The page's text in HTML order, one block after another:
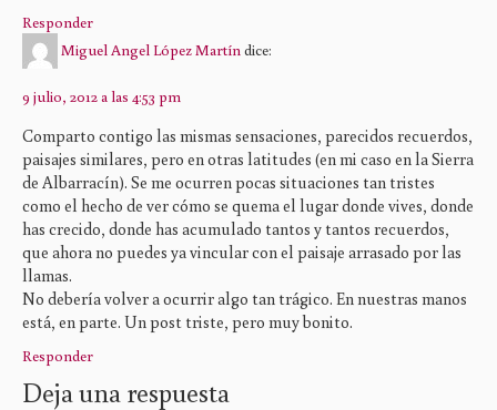
Responder
Miguel Angel López Martín dice:
9 julio, 2012 a las 4:53 pm
Comparto contigo las mismas sensaciones, parecidos recuerdos,
paisajes similares, pero en otras latitudes (en mi caso en la Sierra
de Albarracín). Se me ocurren pocas situaciones tan tristes
como el hecho de ver cómo se quema el lugar donde vives, donde
has crecido, donde has acumulado tantos y tantos recuerdos,
que ahora no puedes ya vincular con el paisaje arrasado por las
llamas.
No debería volver a ocurrir algo tan trágico. En nuestras manos
está, en parte. Un post triste, pero muy bonito.
Responder
Deja una respuesta